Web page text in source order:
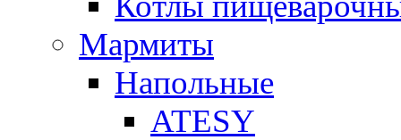
Мармиты
Напольные
ATESY